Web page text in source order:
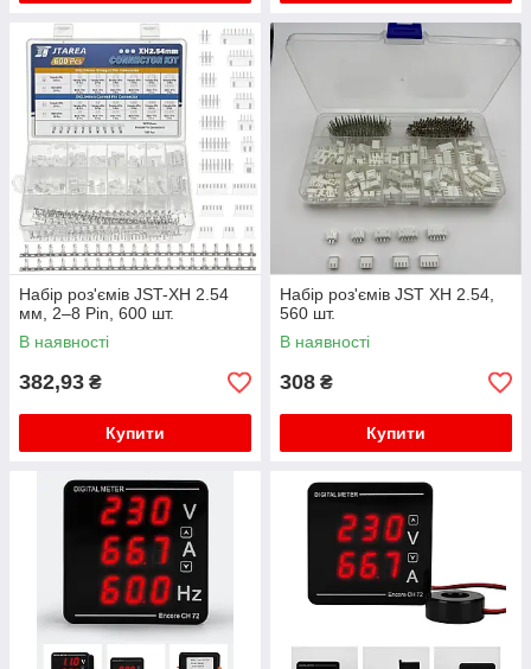
Набір роз'ємів JST-XH 2.54
мм, 2–8 Pin, 600 шт.
В наявності
382,93 ₴
Купити
Набір роз'ємів JST XH 2.54,
560 шт.
В наявності
308 ₴
Купити